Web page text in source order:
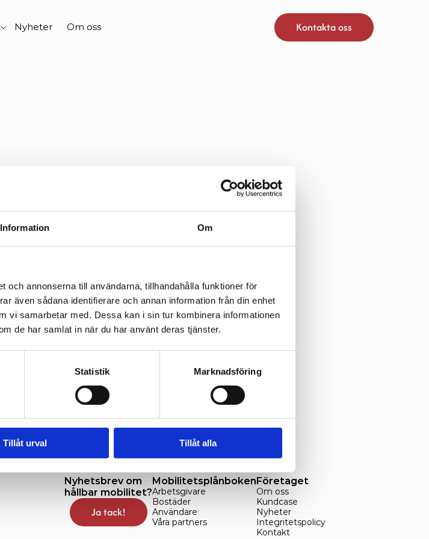
Information Om
och annonserna till användarna, tillhandahålla funktioner för
även sådana identifierare och annan information från din enhet
vi samarbetar med. Dessa kan i sin tur kombinera informationen
de har samlat in när du har använt deras tjänster.
Statistik Marknadsföring
Tillåt urval Tillåt alla
Nyheter Om oss Kontakta oss
årets bygge!
med utmärkelsen Årets Bygge av
sedan december tillgång till EC2B med
Lunds kommuns hemsida om priset.
Nästa >
Nyhetsbrev om
hållbar mobilitet?
Ja tack!
Mobilitetsplånboken
Arbetsgivare
Bostäder
Användare
Våra partners
Företaget
Om oss
Kundcase
Nyheter
Integritetspolicy
Kontakt